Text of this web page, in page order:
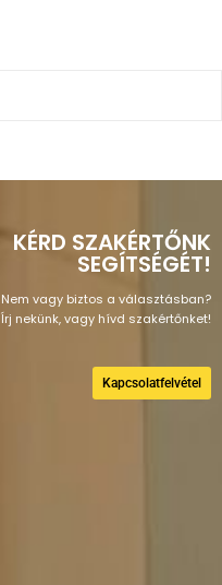
KÉRD SZAKÉRTŐNK
SEGÍTSÉGÉT!
Nem vagy biztos a választásban?
Írj nekünk, vagy hívd szakértőnket!
Kapcsolatfelvétel